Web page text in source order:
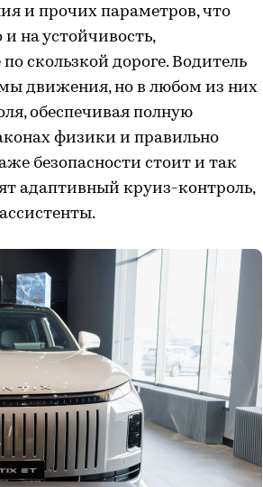
и прочих параметров, что
на устойчивость,
скользкой дороге. Водитель
движения, но в любом из них
обеспечивая полную
физики и правильно
безопасности стоит и так
адаптивный круиз-контроль,